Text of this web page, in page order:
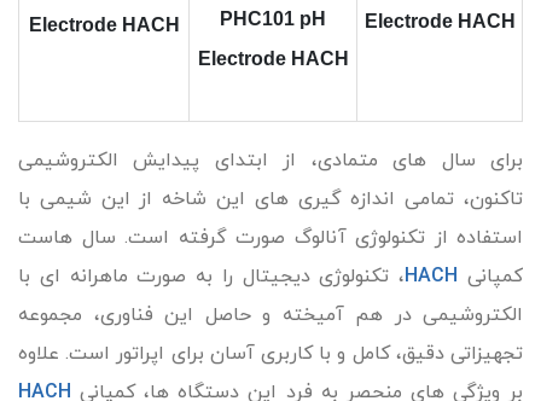
Electrode HACH
PHC101 pH
Electrode HACH
Electrode HACH
برای سال های متمادی، از ابتدای پیدایش الکتروشیمی
تاکنون، تمامی اندازه گیری های این شاخه از این شیمی با
استفاده از تکنولوژی آنالوگ صورت گرفته است. سال هاست
کمپانی HACH، تکنولوژی دیجیتال را به صورت ماهرانه ای با
الکتروشیمی در هم آمیخته و حاصل این فناوری، مجموعه
تجهیزاتی دقیق، کامل و با کاربری آسان برای اپراتور است. علاوه
بر ویژگی های منحصر به فرد این دستگاه ها، کمپانی HACH